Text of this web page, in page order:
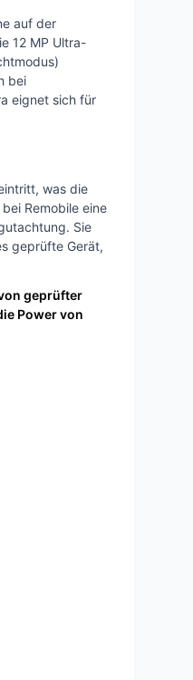
auf der
12 MP Ultra-
bei
eignet sich für
was die
Remobile eine
Sie
geprüfte Gerät,
geprüfter
Power von